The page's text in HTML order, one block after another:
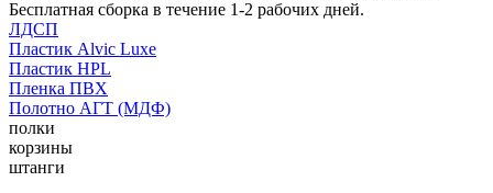
Бесплатная сборка в течение 1-2 рабочих дней.
ЛДСП
Пластик Alvic Luxe
Пластик HPL
Пленка ПВХ
Полотно АГТ (МДФ)
полки
корзины
штанги